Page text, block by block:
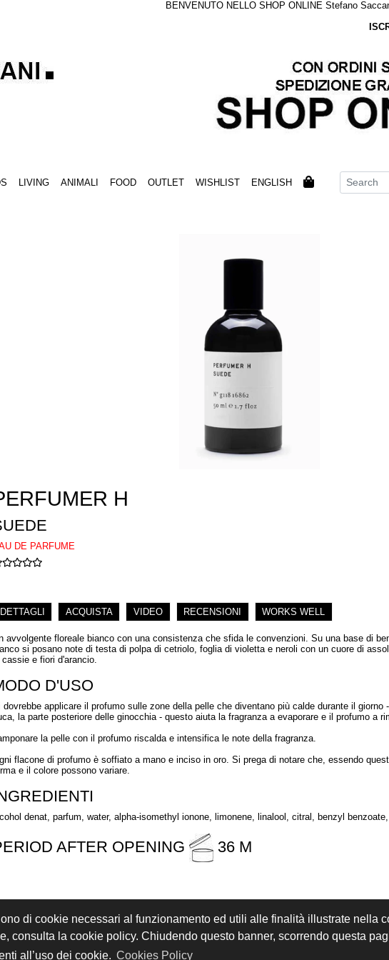
di cookie necessari al funzionamento ed utili alle finalità illustrate nella
consulta la cookie policy. Chiudendo questo banner, scorrendo questa
all’uso dei cookie. Cookies Policy
BENVENUTO NELLO SHOP ONLINE Stefano
LIVING ANIMALI FOOD OUTLET WISHLIST ENGLISH
H
DE PARFUME
DETTAGLI ACQUISTA VIDEO RECENSIONI WORKS WELL
avvolgente floreale bianco con una consistenza che sfida le convenzioni. Su una base di
si posano note di testa di polpa di cetriolo, foglia di violetta e neroli con un cuore di
cassie e fiori d'arancio.
D'USO
dovrebbe applicare il profumo sulle zone della pelle che diventano più calde durante il giorno
la parte posteriore delle ginocchia - questo aiuta la fragranza a evaporare e il profumo a
la pelle con il profumo riscalda e intensifica le note della fragranza.
flacone di profumo è soffiato a mano e inciso in oro. Si prega di notare che, essendo
e il colore possono variare.
denat, parfum, water, alpha-isomethyl ionone, limonene, linalool, citral, benzyl benzoate,
AFTER OPENING 36 M
REGISTRATI ACCEDI
riservati - P.IVA 02897850349 - by Immagica & Partner